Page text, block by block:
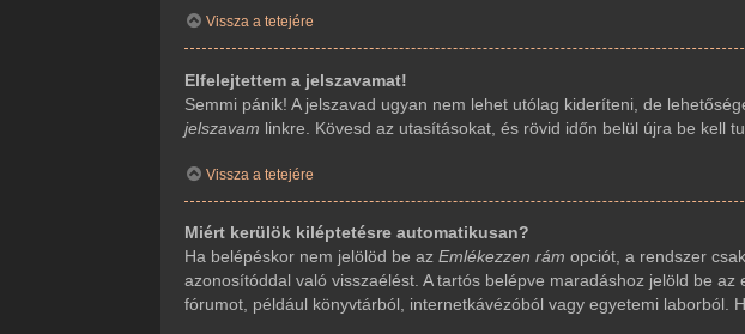
Vissza a tetejére
Elfelejtettem a jelszavamat!
Semmi pánik! A jelszavad ugyan nem lehet utólag kideríteni, de
jelszavam linkre. Kövesd az utasításokat, és rövid időn belül újra be kell
Vissza a tetejére
Miért kerülök kiléptetésre automatikusan?
Ha belépéskor nem jelölöd be azEmlékezzen rám opciót, a rendszer
azonosítóddal való visszaélést. A tartós belépve maradáshoz jelöld be
fórumot, például könyvtárból, internetkávézóból vagy egyetemi laborból.